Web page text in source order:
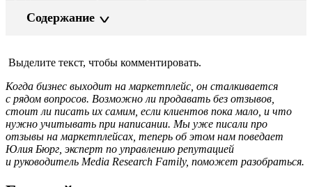
Содержание
Выделите текст, чтобы комментировать.
Когда бизнес выходит на маркетплейс, он сталкивается
с рядом вопросов. Возможно ли продавать без отзывов,
стоит ли писать их самим, если клиентов пока мало, и что
нужно учитывать при написании. Мы уже писали про
отзывы на маркетплейсах, теперь об этом нам поведает
Юлия Бюрг, эксперт по управлению репутацией
и руководитель Media Research Family, поможет разобраться.